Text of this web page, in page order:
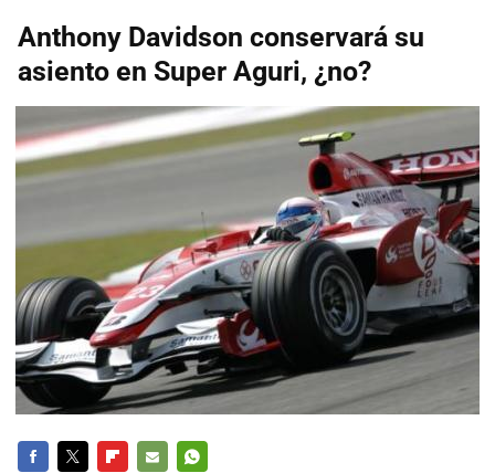
Anthony Davidson conservará su
asiento en Super Aguri, ¿no?